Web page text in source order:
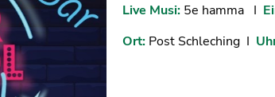
Live Musi: 5e hamma I
Ort: Post Schleching I